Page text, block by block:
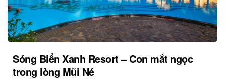
Sóng Biển Xanh Resort – Con mắt ngọc
trong lòng Mũi Né